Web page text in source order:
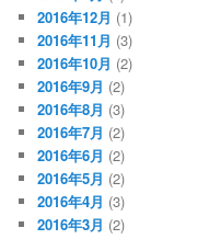
2016年12月 (1)
2016年11月 (3)
2016年10月 (2)
2016年9月 (2)
2016年8月 (3)
2016年7月 (2)
2016年6月 (2)
2016年5月 (2)
2016年4月 (3)
2016年3月 (2)